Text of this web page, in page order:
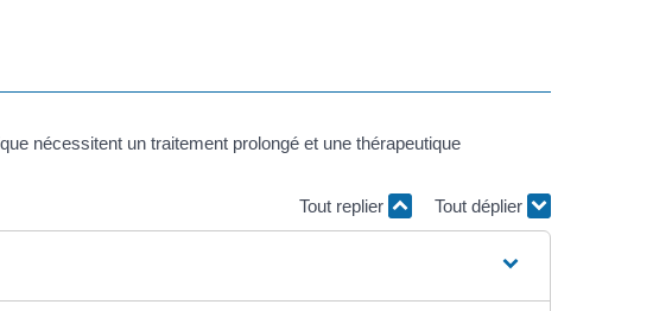
nécessitent un traitement prolongé et une thérapeutique
Tout replier
Tout déplier